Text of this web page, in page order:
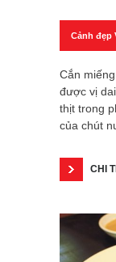
Cảnh đẹp
Cắn
được vị
thịt trong
của chút
CHI